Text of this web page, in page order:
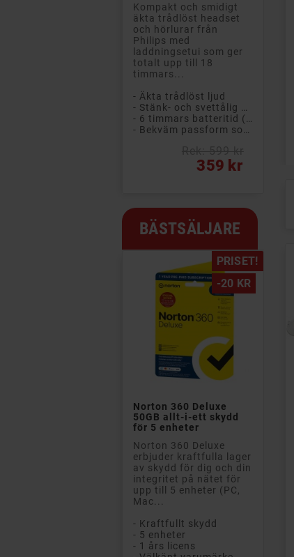
Kompakt och smidigt
äkta trådlöst headset
och hörlurar från
Philips med
laddningsetui som ger
totalt upp till 18
timmars...
- Äkta trådlöst ljud
359 kr
BÄSTSÄLJARE
PRISET!
-20 KR
Norton 360 Deluxe
50GB allt-i-ett skydd
för 5 enheter
Norton 360 Deluxe
erbjuder kraftfulla lager
av skydd för dig och din
integritet på nätet för
upp till 5 enheter (PC,
Mac...
- Kraftfullt skydd
- 5 enheter
- 1 års licens